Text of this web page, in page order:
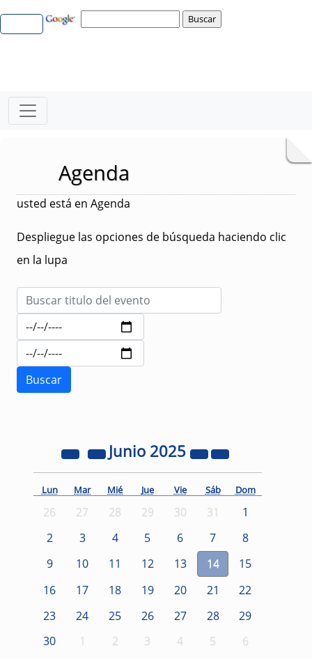
Agenda
usted está en Agenda
Despliegue las opciones de búsqueda haciendo clic
en la lupa
Junio 2025
Lun Mar Mié Jue Vie Sáb Dom
26 27 28 29 30 31
1
2
3 4 5 6 7
8
9
10 11 12 13 14
15
16
17 18 19 20 21
22
23
24 25 26 27 28
29
30
1 2 3 4 5 6